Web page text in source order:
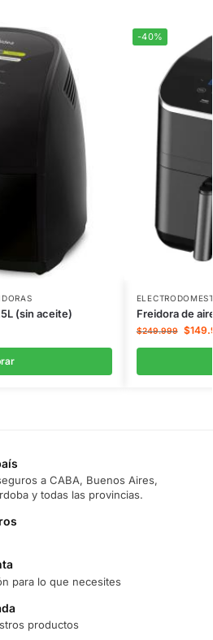
(sin aceite)
-40%
Freidora de
$249.999 $
a CABA, Buenos Aires,
y todas las provincias.
para lo que necesites
productos